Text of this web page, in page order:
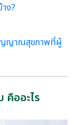
ง?
ญญาณสุขภาพที่ผู้
คืออะไร